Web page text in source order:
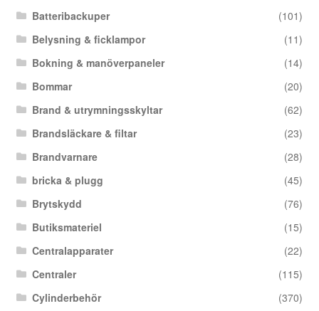
Batteribackuper
(101)
Belysning & ficklampor
(11)
Bokning & manöverpaneler
(14)
Bommar
(20)
Brand & utrymningsskyltar
(62)
Brandsläckare & filtar
(23)
Brandvarnare
(28)
bricka & plugg
(45)
Brytskydd
(76)
Butiksmateriel
(15)
Centralapparater
(22)
Centraler
(115)
Cylinderbehör
(370)